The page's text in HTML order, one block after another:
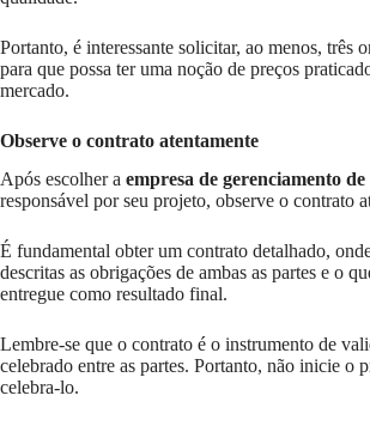
Portanto, é interessante solicitar, ao menos, três
para que possa ter uma noção de preços
mercado.
Observe o contrato atentamente
Após escolher a empresa de gerenciamento
responsável por seu projeto, observe o contrato
É fundamental obter um contrato detalhado,
descritas as obrigações de ambas as partes e o
entregue como resultado final.
Lembre-se que o contrato é o instrumento de
celebrado entre as partes. Portanto, não inicie o
celebra-lo.